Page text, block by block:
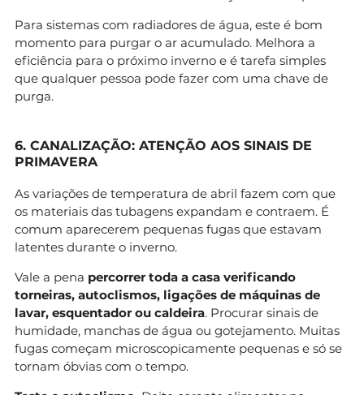
Para sistemas com radiadores de água, este é bom
momento para purgar o ar acumulado. Melhora a
eficiência para o próximo inverno e é tarefa simples
que qualquer pessoa pode fazer com uma chave de
purga.
6. CANALIZAÇÃO: ATENÇÃO AOS SINAIS DE
PRIMAVERA
As variações de temperatura de abril fazem com que
os materiais das tubagens expandam e contraem. É
comum aparecerem pequenas fugas que estavam
latentes durante o inverno.
Vale a pena percorrer toda a casa verificando
torneiras, autoclismos, ligações de máquinas de
lavar, esquentador ou caldeira. Procurar sinais de
humidade, manchas de água ou gotejamento. Muitas
fugas começam microscopicamente pequenas e só se
tornam óbvias com o tempo.